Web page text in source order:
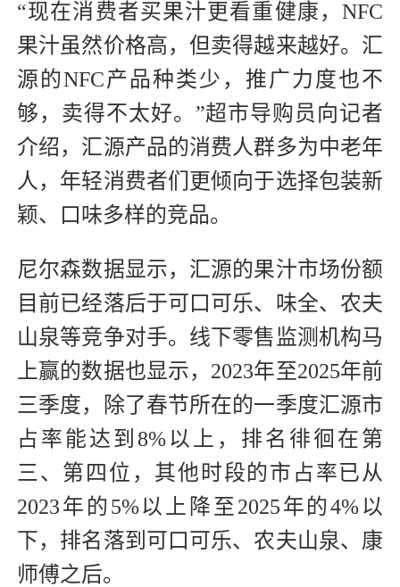
“现在消费者买果汁更看重健康，NFC
果汁虽然价格高，但卖得越来越好。汇
源的NFC产品种类少，推广力度也不
够，卖得不太好。”超市导购员向记者
介绍，汇源产品的消费人群多为中老年
人，年轻消费者们更倾向于选择包装新
颖、口味多样的竞品。
尼尔森数据显示，汇源的果汁市场份额
目前已经落后于可口可乐、味全、农夫
山泉等竞争对手。线下零售监测机构马
上赢的数据也显示，2023年至2025年前
三季度，除了春节所在的一季度汇源市
占率能达到8%以上，排名徘徊在第
三、第四位，其他时段的市占率已从
2023年的5%以上降至2025年的4%以
下，排名落到可口可乐、农夫山泉、康
师傅之后。